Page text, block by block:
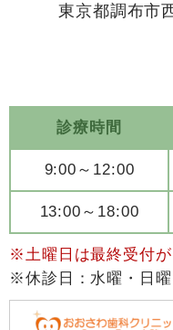
東京都調布市
診療時間
9:00～12:00
13:00～18:00
※土曜日は最終受付が
※休診日：水曜・日曜